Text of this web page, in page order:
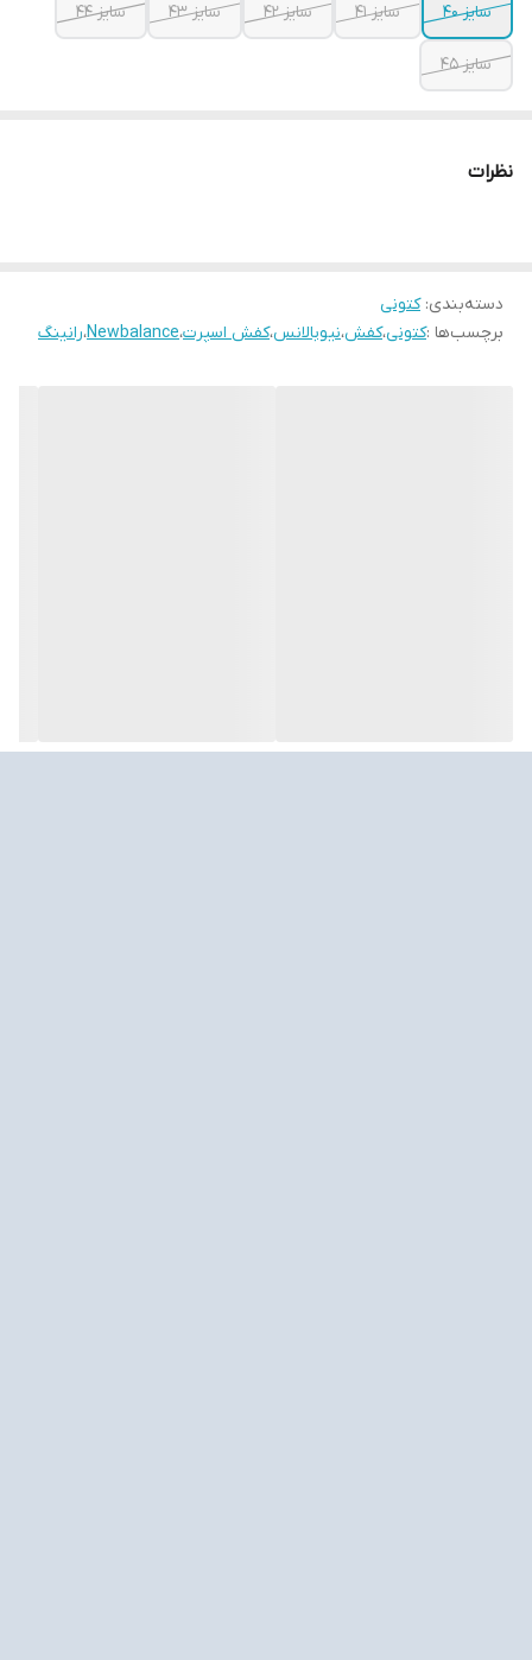
سایز ۴۰
سایز ۴۱ سایز ۴۲ سایز ۴۳ سایز ۴۴
سایز ۴۵
نظرات
دسته‌بندی:کتونی
برچسب‌ها :کتونی،کفش،نیوبالانس،کفش اسپرت،Newbalance،رانینگ